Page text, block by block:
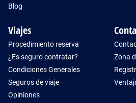
Blog
Viajes
Procedimiento reserva
¿Es seguro contratar?
Condiciones Generales
Seguros de viaje
Opiniones
Zona